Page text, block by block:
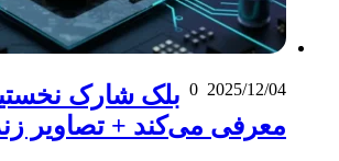
2025/12/04
0 بلک شارک
معرفی می‌کند + تصاویر